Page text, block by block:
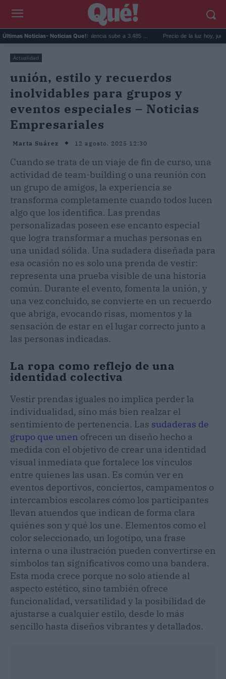
Últimas Noticias- Noticias Que!:
precio de la vivienda en Valencia sube a 3.485 ... Precio de la luz hoy, jueves 6
Actualidad
unión, estilo y recuerdos
inolvidables para grupos y
eventos especiales – Noticias
Empresariales
Marta Suárez 12 agosto, 2025 12:30
Cuando se trata de un viaje de fin de curso, una
actividad de team-building o una reunión con
un grupo de amigos, la experiencia se
transforma completamente cuando todos lucen
algo que los identifica. Las prendas
personalizadas poseen ese encanto especial
que logra transformar a muchas personas en
una unidad sólida. Una sudadera diseñada para
esa ocasión no es solo una prenda de vestir:
representa una prueba visible de una historia
común. Durante el evento, fomenta la unión, y
una vez concluido, se convierte en un recuerdo
que abriga, evocando risas, momentos y la
sensación de estar en el lugar correcto junto a
las personas indicadas.
La ropa como reflejo de una
identidad colectiva
Vestir prendas iguales no implica perder la
individualidad, sino más bien realzar el
sentimiento de pertenencia. Las sudaderas de
grupo que unen ofrecen un diseño hecho a
medida con el objetivo de crear una identidad
visual inmediata que fortalece los vínculos
entre quienes las usan. Es común ver en
eventos deportivos, conciertos, campamentos o
intercambios escolares cómo los participantes
llevan atuendos que indican de forma clara
quiénes son y qué los une. Elementos como el
color seleccionado, un logotipo, una frase
interna o una ilustración pueden convertirse en
símbolos tan significativos como una bandera.
Esta moda crece porque no solo atiende al
aspecto estético, sino también ofrece
funcionalidad, versatilidad y la posibilidad de
ajustarse a cualquier estilo, desde lo más
sencillo hasta diseños vibrantes y detallados.